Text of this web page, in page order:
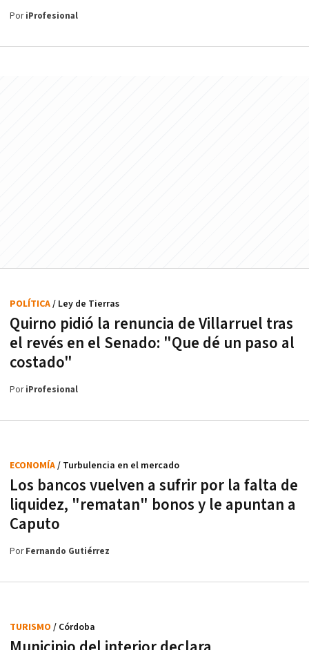
PoriProfesional
Quirno pidió la renuncia de Villarruel tras
el revés en el Senado: "Que dé un paso al
costado"
POLÍTICA/ Ley de Tierras
PoriProfesional
Los bancos vuelven a sufrir por la falta de
liquidez, "rematan" bonos y le apuntan a
Caputo
ECONOMÍA/ Turbulencia en el mercado
PorFernando Gutiérrez
TURISMO / Córdoba